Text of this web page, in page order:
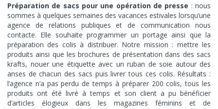
Préparation de sacs pour une opération de presse : nous
sommes à quelques semaines des vacances estivales lorsqu’une
agence de relations publiques et de communication nous
contacte. Elle souhaite programmer un portage ainsi que la
préparation des colis à distribuer. Notre mission : mettre les
produits ainsi que les brochures de présentation dans des sacs
krafts, nouer une étiquette avec un ruban de soie autour des
anses de chacun des sacs puis livrer tous ces colis. Résultats :
l’agence n’a pas perdu de temps à préparer 200 colis, tous les
produits ont été livré à temps et son client a pu bénéficier
d’articles élogieux dans les magazines féminins et de